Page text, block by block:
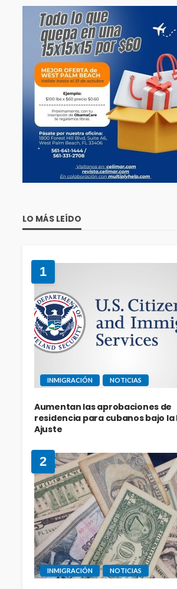
LO MÁS LEÍDO
1
INMIGRACIÓN NOTICIAS
Aumentan las aprobaciones de
residencia para cubanos bajo la
Ajuste
2
INMIGRACIÓN NOTICIAS